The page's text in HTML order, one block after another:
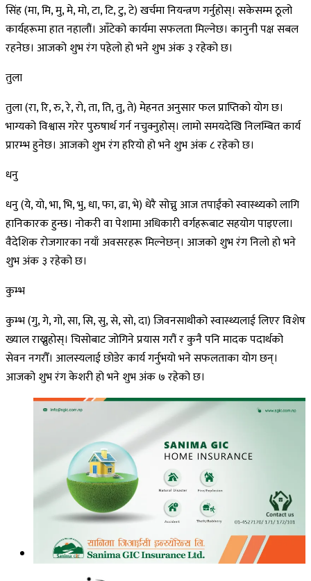
सिंह (मा, मि, मु, मे, मो, टा, टि, टु, टे) खर्चमा नियन्त्रण गर्नुहोस्। सकेसम्म ठूलो
कार्यहरूमा हात नहालौं। आँटेको कार्यमा सफलता मिल्नेछ। कानुनी पक्ष सबल
रहनेछ। आजको शुभ रंग पहेलो हो भने शुभ अंक ३ रहेको छ।
तुला
तुला (रा, रि, रु, रे, रो, ता, ति, तु, ते) मेहनत अनुसार फल प्राप्तिको योग छ।
भाग्यको विश्वास गरेर पुरुषार्थ गर्न नचुक्नुहोस्। लामो समयदेखि निलम्बित कार्य
प्रारम्भ हुनेछ। आजको शुभ रंग हरियो हो भने शुभ अंक ८ रहेको छ।
धनु
धनु (ये, यो, भा, भि, भु, धा, फा, ढा, भे) धेरै सोच्नु आज तपाईंको स्वास्थ्यको लागि
हानिकारक हुन्छ। नोकरी वा पेशामा अधिकारी वर्गहरूबाट सहयोग पाइएला।
वैदेशिक रोजगारका नयाँ अवसरहरू मिल्नेछन्। आजको शुभ रंग निलो हो भने
शुभ अंक ३ रहेको छ।
कुम्भ
कुम्भ (गु, गे, गो, सा, सि, सु, से, सो, दा) जिवनसाथीको स्वास्थ्यलाई लिएर विशेष
ख्याल राख्नुहोस्। चिसोबाट जोगिने प्रयास गरौं र कुनै पनि मादक पदार्थको
सेवन नगरौँ। आलस्यलाई छोडेर कार्य गर्नुभयो भने सफलताका योग छन्।
आजको शुभ रंग केशरी हो भने शुभ अंक ७ रहेको छ।